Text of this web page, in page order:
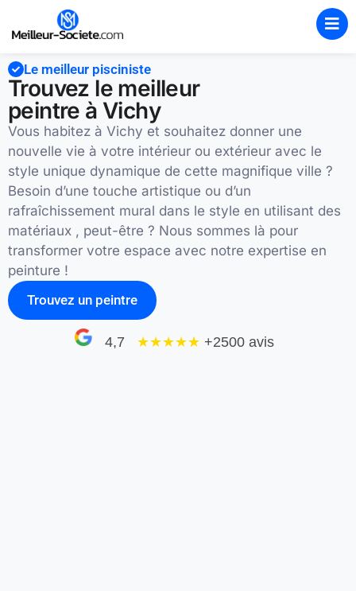
Le meilleur pisciniste
Trouvez le meilleur
peintre à Vichy
Vous habitez à Vichy et souhaitez donner une
nouvelle vie à votre intérieur ou extérieur avec le
style unique dynamique de cette magnifique ville ?
Besoin d’une touche artistique ou d’un
rafraîchissement mural dans le style en utilisant des
matériaux , peut-être ? Nous sommes là pour
transformer votre espace avec notre expertise en
peinture !
Trouvez un peintre
4,7 ★★★★★ +2500 avis